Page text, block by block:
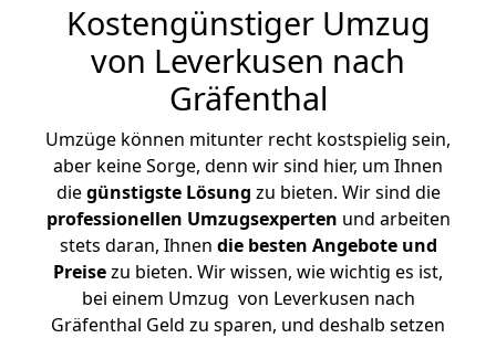
Kostengünstiger Umzug
von Leverkusen nach
Gräfenthal
Umzüge können mitunter recht kostspielig sein,
aber keine Sorge, denn wir sind hier, um Ihnen
diegünstigste Lösung zu bieten. Wir sind die
professionellen Umzugsexperten und arbeiten
stets daran, Ihnen die besten Angebote und
Preisezu bieten. Wir wissen, wie wichtig es ist,
bei einem Umzug von Leverkusen nach
Gräfenthal Geld zu sparen, und deshalb setzen